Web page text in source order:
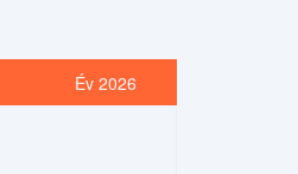
Év 2026